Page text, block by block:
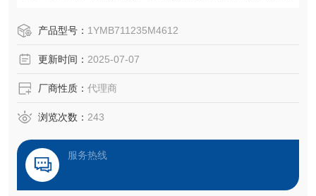
高低压配电系统和控制系统以及用电设备中，作为短路和过
产品型号： 1YMB711235M4612
更新时间： 2025-07-07
厂商性质： 代理商
浏览次数： 243
服务热线